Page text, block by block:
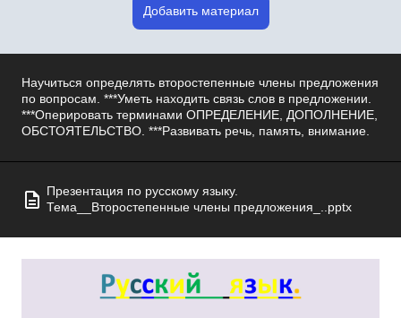
Добавить материал
Научиться определять второстепенные члены предложения
по вопросам. ***Уметь находить связь слов в предложении.
***Оперировать терминами ОПРЕДЕЛЕНИЕ, ДОПОЛНЕНИЕ,
ОБСТОЯТЕЛЬСТВО. ***Развивать речь, память, внимание.
Презентация по русскому языку.
Тема__Второстепенные члены предложения_..pptx